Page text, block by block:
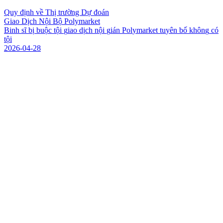
Quy định về Thị trường Dự đoán
Giao Dịch Nội Bộ Polymarket
Binh sĩ bị buộc tội giao dịch nội gián Polymarket tuyên bố không có
tội
2026-04-28